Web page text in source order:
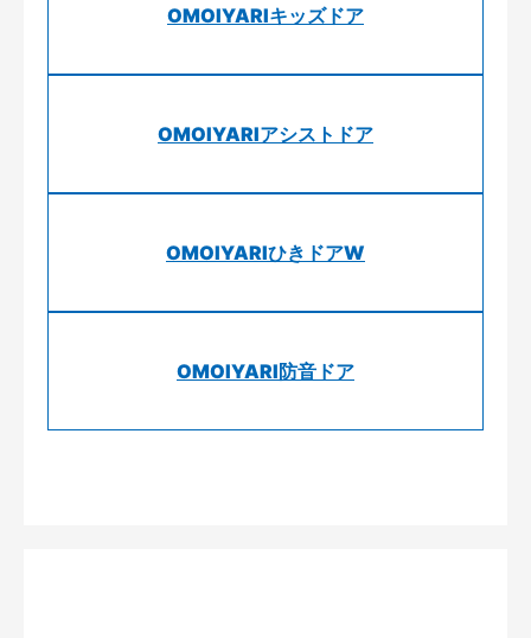
OMOIYARIキッズドア
OMOIYARIアシストドア
OMOIYARIひきドアW
OMOIYARI防音ドア